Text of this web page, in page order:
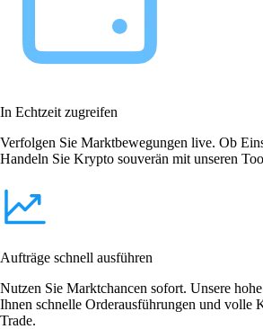
In Echtzeit zugreifen
Verfolgen Sie Marktbewegungen live. Ob
Handeln Sie Krypto souverän mit unseren
Aufträge schnell ausführen
Nutzen Sie Marktchancen sofort. Unsere
Ihnen schnelle Orderausführungen und volle
Trade.